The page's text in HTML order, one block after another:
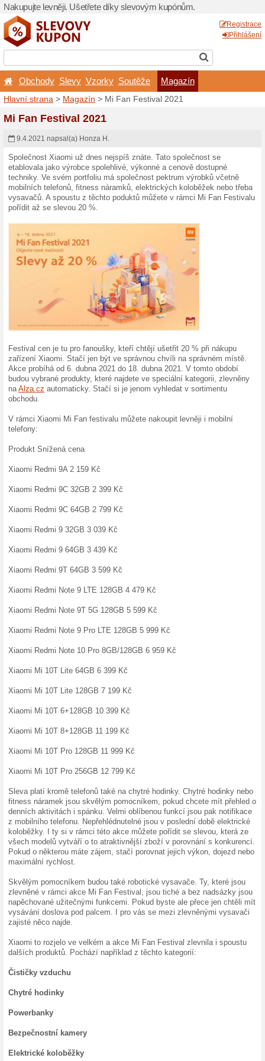
Nakupujte levněji.
Obchody Slevy
Hlavní strana >Magazín
Mi Fan Festival
9.4.2021 napsal(a) Honza
Společnost Xiaomi už
etablovala jako výrobce
techniky. Ve svém portfoliu
mobilních telefonů, fitness
vysavačů. A spoustu z
pořídit až se slevou 20 %.
Festival cen je tu pro
zařízení Xiaomi. Stačí jen
Akce probíhá od 6. dubna
budou vybrané produkty,
naAlza.cz
obchodu.
V rámci Xiaomi Mi Fan